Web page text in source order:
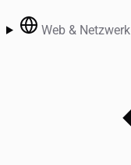
Web & Netzwerk